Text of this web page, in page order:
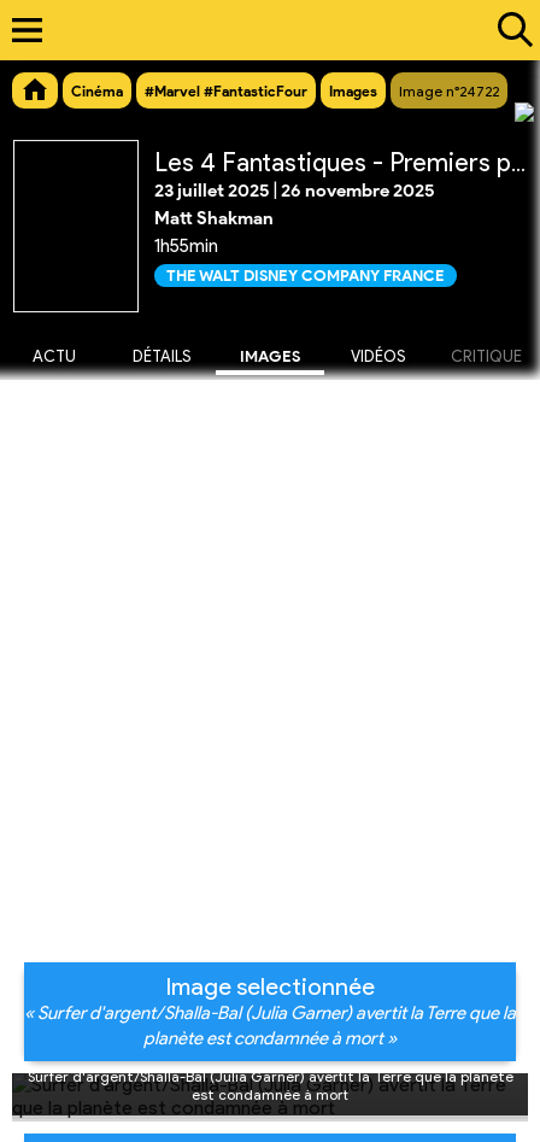
Cinéma #Marvel #FantasticFour Images Image n°24722
Les 4 Fantastiques - Premiers pas
23 juillet 2025 26 novembre 2025
Matt Shakman
1h55min
THE WALT DISNEY COMPANY FRANCE
ACTU DÉTAILS IMAGES VIDÉOS CRITIQUE
Image selectionnée
« Surfer d'argent/Shalla-Bal (Julia Garner) avertit la Terre que la
planète est condamnée à mort »
Surfer d'argent/Shalla-Bal (Julia Garner) avertit la Terre que la planète
est condamnée à mort